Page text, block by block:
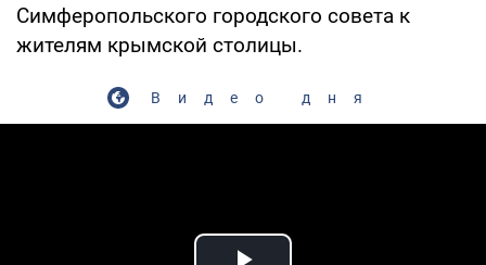
Симферопольского городского совета к
жителям крымской столицы.
Видео дня